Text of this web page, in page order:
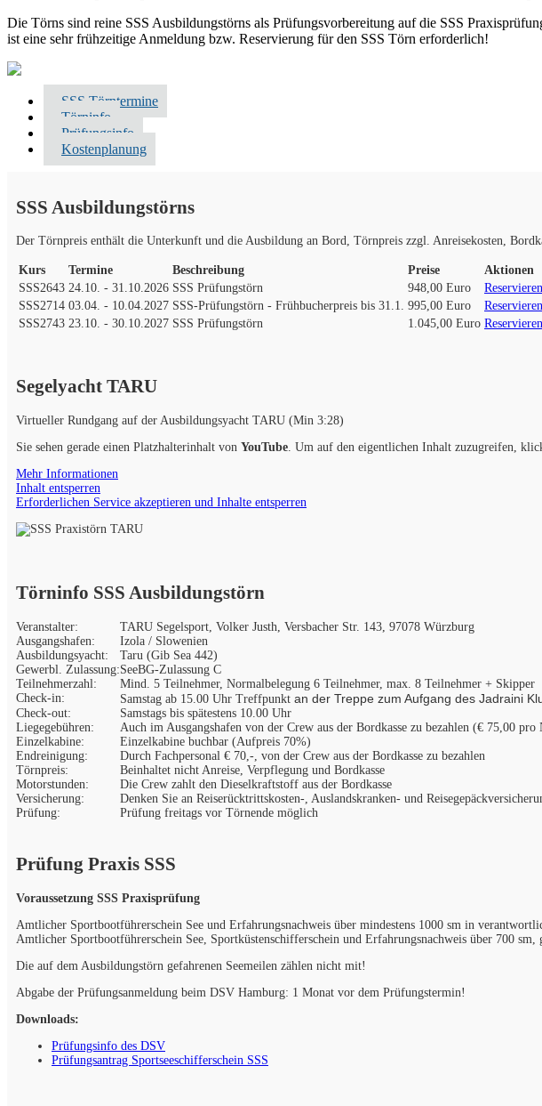
Die Törns sind reine SSS Ausbildungstörns als Prüfungsvorbereitung auf die SSS
ist eine sehr frühzeitige Anmeldung bzw. Reservierung für den SSS Törn erforderlich!
SSS Törntermine
Törninfo
Prüfungsinfo
Kostenplanung
SSS Ausbildungstörns
Der Törnpreis enthält die Unterkunft und die Ausbildung an Bord, Törnpreis zzgl. Anreisekosten,
Kurs Termine Beschreibung Preise
Aktionen
SSS2643 24.10. - 31.10.2026 SSS Prüfungstörn 948,00 Euro
Reservieren
SSS2714 03.04. - 10.04.2027 SSS-Prüfungstörn - Frühbucherpreis bis 31.1. 995,00 Euro
Reservieren
SSS2743 23.10. - 30.10.2027 SSS Prüfungstörn 1.045,00 Euro Reservieren
Segelyacht TARU
Virtueller Rundgang auf der Ausbildungsyacht TARU (Min 3:28)
Sie sehen gerade einen Platzhalterinhalt von YouTube . Um auf den eigentlichen Inhalt zuzugreifen,
Mehr Informationen
Inhalt entsperren
Erforderlichen Service akzeptieren und Inhalte entsperren
Törninfo SSS Ausbildungstörn
Veranstalter:
TARU Segelsport, Volker Justh, Versbacher Str. 143, 97078 Würzburg
Ausgangshafen:
Izola / Slowenien
Ausbildungsyacht:
Taru (Gib Sea 442)
Gewerbl. Zulassung:SeeBG-Zulassung C
Teilnehmerzahl:
Mind. 5 Teilnehmer, Normalbelegung 6 Teilnehmer, max. 8 Teilnehmer + Skipper
Check-in:
Samstag ab 15.00 Uhr Treffpunkt an der Treppe zum Aufgang des Jadraini
Check-out:
Samstags bis spätestens 10.00 Uhr
Liegegebühren:
Auch im Ausgangshafen von der Crew aus der Bordkasse zu bezahlen (€ 75,00 pro
Einzelkabine:
Einzelkabine buchbar (Aufpreis 70%)
Endreinigung:
Durch Fachpersonal € 70,-, von der Crew aus der Bordkasse zu bezahlen
Törnpreis:
Beinhaltet nicht Anreise, Verpflegung und Bordkasse
Motorstunden:
Die Crew zahlt den Dieselkraftstoff aus der Bordkasse
Versicherung:
Denken Sie an Reiserücktrittskosten-, Auslandskranken- und
Prüfung:
Prüfung freitags vor Törnende möglich
Prüfung Praxis SSS
Voraussetzung SSS Praxisprüfung
Amtlicher Sportbootführerschein See und Erfahrungsnachweis über mindestens 1000 sm in
Amtlicher Sportbootführerschein See, Sportküstenschifferschein und Erfahrungsnachweis über 700 sm,
Die auf dem Ausbildungstörn gefahrenen Seemeilen zählen nicht mit!
Abgabe der Prüfungsanmeldung beim DSV Hamburg: 1 Monat vor dem Prüfungstermin!
Downloads:
Prüfungsinfo des DSV
Prüfungsantrag Sportseeschifferschein SSS